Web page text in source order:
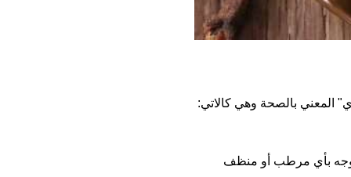
المعني بالصحة وهي كالاتي:
بأي مرطب أو منظف